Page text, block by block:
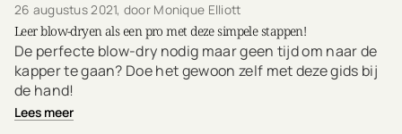
26 augustus 2021, door Monique Elliott
Leer blow-dryen als een pro met deze simpele stappen!
De perfecte blow-dry nodig maar geen tijd om naar de
kapper te gaan? Doe het gewoon zelf met deze gids bij
de hand!
Lees meer